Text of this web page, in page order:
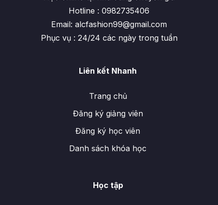
Hotline : 0982735406
Email: alcfashion99@gmail.com
Phục vụ : 24/24 các ngày trong tuần
Liên kết Nhanh
Trang chủ
Đăng ký giảng viên
Đăng ký học viên
Danh sách khóa học
Học tập